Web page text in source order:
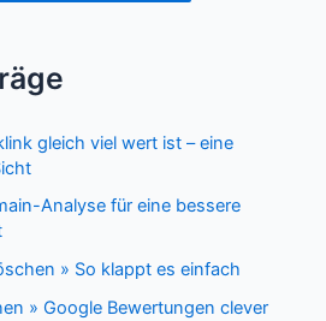
gleich viel wert ist – eine
Analyse für eine bessere
» So klappt es einfach
» Google Bewertungen clever